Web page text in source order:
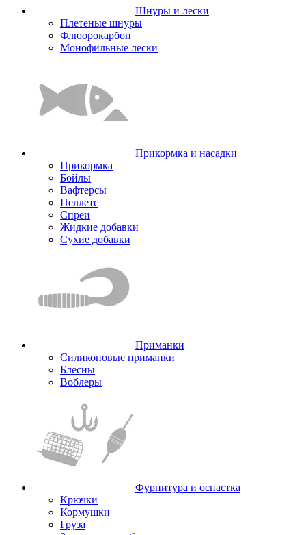
Шнуры и лески
Плетеные шнуры
Флюорокарбон
Монофильные лески
Прикормка и насадки
Прикормка
Бойлы
Вафтерсы
Пеллетс
Спреи
Жидкие добавки
Сухие добавки
Приманки
Силиконовые приманки
Блесны
Воблеры
Фурнитура и оснастка
Крючки
Кормушки
Груза